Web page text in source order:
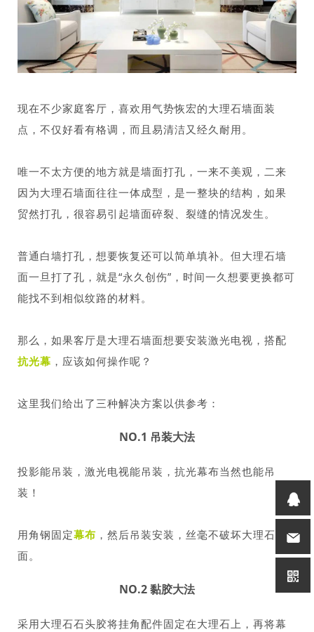
现在不少家庭客厅，喜欢用气势恢宏的大理石墙面装
点，不仅好看有格调，而且易清洁又经久耐用。
唯一不太方便的地方就是墙面打孔，一来不美观，二来
因为大理石墙面往往一体成型，是一整块的结构，如果
贸然打孔，很容易引起墙面碎裂、裂缝的情况发生。
普通白墙打孔，想要恢复还可以简单填补。但大理石墙
面一旦打了孔，就是“永久创伤”，时间一久想要更换都可
能找不到相似纹路的材料。
那么，如果客厅是大理石墙面想要安装激光电视，搭配
抗光幕 ，应该如何操作呢？
这里我们给出了三种解决方案以供参考：
NO.1 吊装大法
投影能吊装，激光电视能吊装，抗光幕布当然也能吊
装！
用角钢固定幕布 ，然后吊装安装，丝毫不破坏大理石墙
面。
NO.2 黏胶大法
采用大理石石头胶将挂角配件固定在大理石上，再将幕